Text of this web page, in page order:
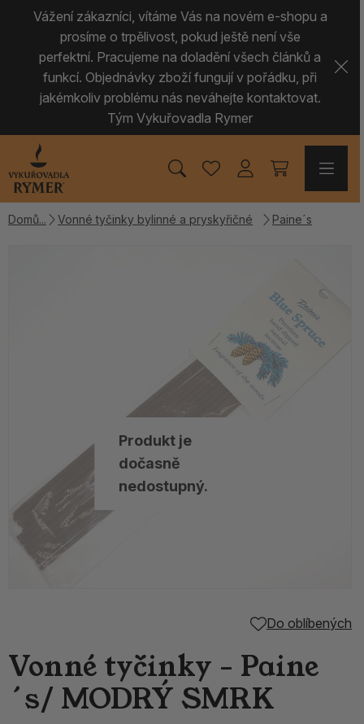
Vážení zákazníci, vítáme Vás na novém e-shopu a
prosíme o trpělivost, pokud ještě není vše
perfektní. Pracujeme na doladění všech článků a
funkcí. Objednávky zboží fungují v pořádku, při
jakémkoliv problému nás neváhejte kontaktovat.
Tým Vykuřovadla Rymer
Domů Vonné tyčinky bylinné a pryskyřičné Paine´s
Produkt je
dočasně
nedostupný.
Do oblíbených
Vonné tyčinky - Paine
´s/ MODRÝ SMRK